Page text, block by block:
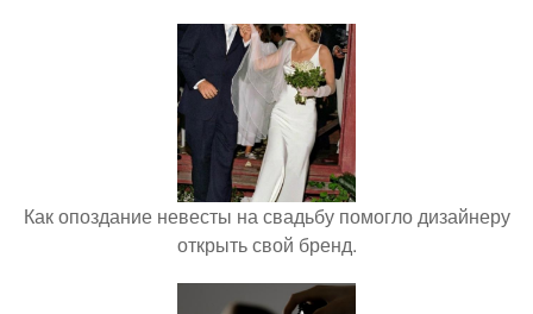
Как опоздание невесты на свадьбу помогло дизайнеру
открыть свой бренд.